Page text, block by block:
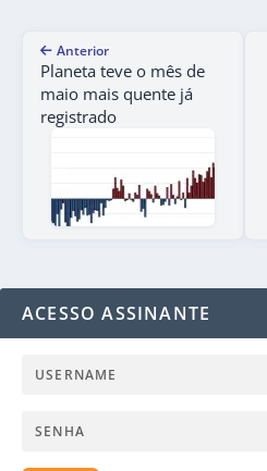
Anterior
Planeta teve o mês de
maio mais quente já
registrado
ACESSO ASSINANTE